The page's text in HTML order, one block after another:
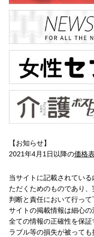
【お知らせ】
2021年4月1日以降の価格
当サイトに記載されてい
ただくためのものであり
判断と責任において行っ
サイトの掲載情報は細心
全ての情報の正確性を保
ラブル等の損失が被って